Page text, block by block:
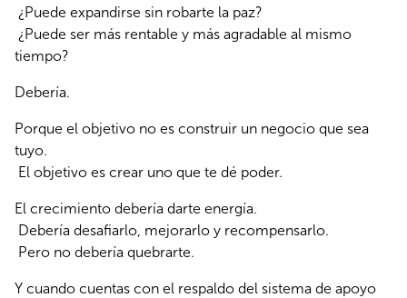
¿Puede expandirse sin robarte la paz?
tiempo?
Debería.
Porque el objetivo no es construir un negocio que sea
tuyo.
El objetivo es crear uno que te dé poder.
El crecimiento debería darte energía.
Debería desafiarlo, mejorarlo y recompensarlo.
Pero no debería quebrarte.
Y cuando cuentas con el respaldo del sistema de apoyo